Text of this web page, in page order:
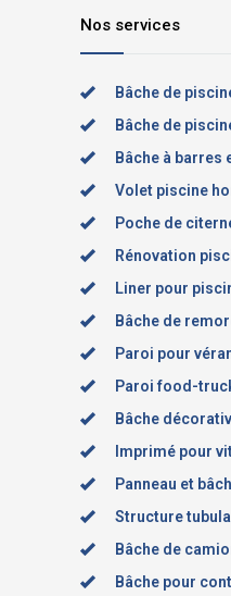
Nos services
Bâche de
Bâche de
Bâche à barres
Volet piscine
Poche de
Rénovation
Liner pour
Bâche de
Paroi pour
Paroi food-
Bâche
Imprimé pour
Panneau et
Structure
Bâche de
Bâche pour